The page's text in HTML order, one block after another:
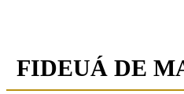
FIDEUÁ DE